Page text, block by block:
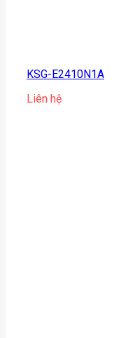
KSG-E2410N1A
Liên hệ